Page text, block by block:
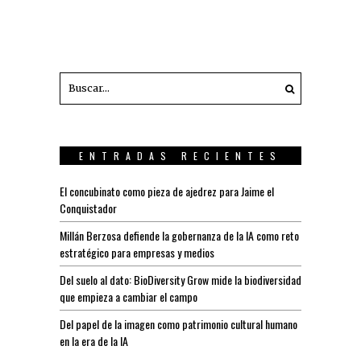
ENTRADAS RECIENTES
El concubinato como pieza de ajedrez para Jaime el
Conquistador
Millán Berzosa defiende la gobernanza de la IA como reto
estratégico para empresas y medios
Del suelo al dato: BioDiversity Grow mide la biodiversidad
que empieza a cambiar el campo
Del papel de la imagen como patrimonio cultural humano
en la era de la IA